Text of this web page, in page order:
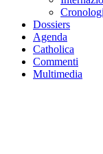
Dossiers
Agenda
Catholica
Commenti
Multimedia